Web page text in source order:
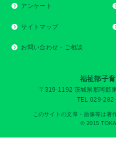
アンケート
サイトマップ
お問い合わせ・ご相談
福祉部子
〒319-1192 茨城県那珂郡
TEL 029-
このサイトの文章・画像等は著
© 2015